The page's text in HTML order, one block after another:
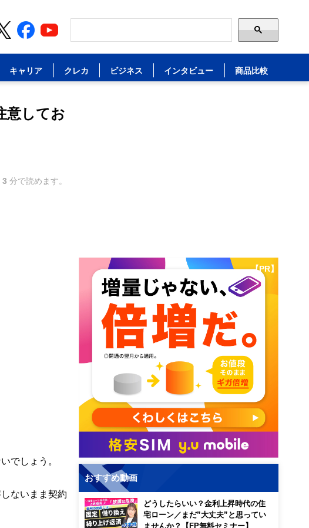
キャリア クレカ ビジネス インタビュー 商品比較
意してお
3 分で読めます。
でしょう。
ないまま契約
【PR】
おすすめ動画
どうしたらいい？金利上昇時代の住
宅ローン／まだ”大丈夫”と思ってい
ませんか？【FP無料セミナー】